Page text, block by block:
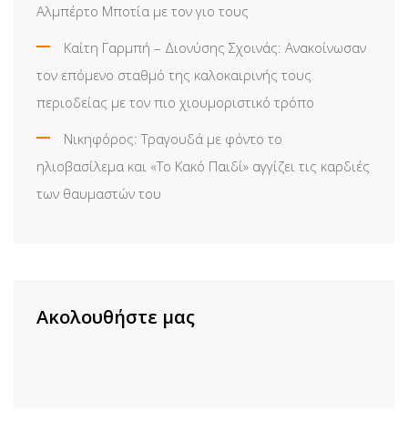
Αλμπέρτο Μποτία με τον γιο τους
Καίτη Γαρμπή – Διονύσης Σχοινάς: Ανακοίνωσαν
τον επόμενο σταθμό της καλοκαιρινής τους
περιοδείας με τον πιο χιουμοριστικό τρόπο
Νικηφόρος: Τραγουδά με φόντο το
ηλιοβασίλεμα και «Το Κακό Παιδί» αγγίζει τις καρδιές
των θαυμαστών του
Ακολουθήστε μας